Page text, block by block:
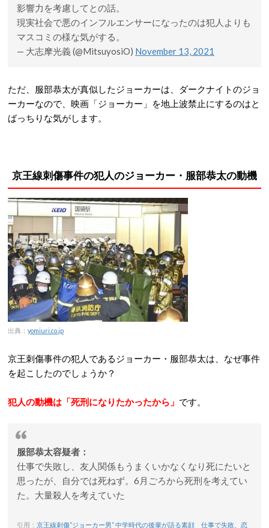
影響力を考慮してとの話。
現実社会で悪のインフルエンサーになったのは犯人よりも
マスコミの様な気がする。
— 大志摩光義 (@MitsuyosiO) November 13, 2021
ただ、服部恭太が真似したジョーカーは、ダークナイトのジョ
ーカーなので、映画「ジョーカー」を地上波禁止にするのはと
ばっちりな気がします。
京王線刺傷事件の犯人のジョーカー・服部恭太の動機
出典： yomiuri.co.jp
京王刺傷事件の犯人であるジョーカー・服部恭太は、なぜ事件
を起こしたのでしょうか？
犯人の動機は「死刑になりたかったから」 です。
服部恭太容疑者：
仕事で失敗し、友人関係もうまくいかなくなり死にたいと
思ったが、自分では死ねず。6月ごろから死刑を考えてい
た。大量殺人を考えていた
引用： 京王線刺傷“ジョーカー男” 中学時代の後輩が語る素顔 仕事で失敗、恋